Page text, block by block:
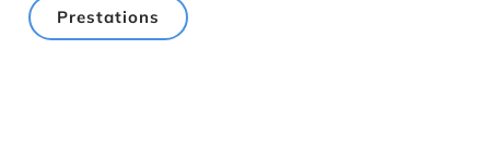
Prestations